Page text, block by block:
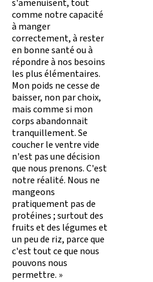
s'amenuisent, tout
comme notre capacité
à manger
correctement, à rester
en bonne santé ou à
répondre à nos besoins
les plus élémentaires.
Mon poids ne cesse de
baisser, non par choix,
mais comme si mon
corps abandonnait
tranquillement. Se
coucher le ventre vide
n'est pas une décision
que nous prenons. C'est
notre réalité. Nous ne
mangeons
pratiquement pas de
protéines ; surtout des
fruits et des légumes et
un peu de riz, parce que
c'est tout ce que nous
pouvons nous
permettre. »